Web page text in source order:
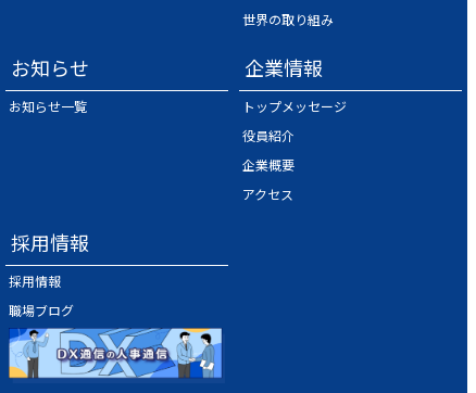
世界の取り組み
お知らせ
お知らせ一覧
企業情報
トップメッセージ
役員紹介
企業概要
アクセス
採用情報
採用情報
職場ブログ